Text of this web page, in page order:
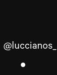
@luccianos_